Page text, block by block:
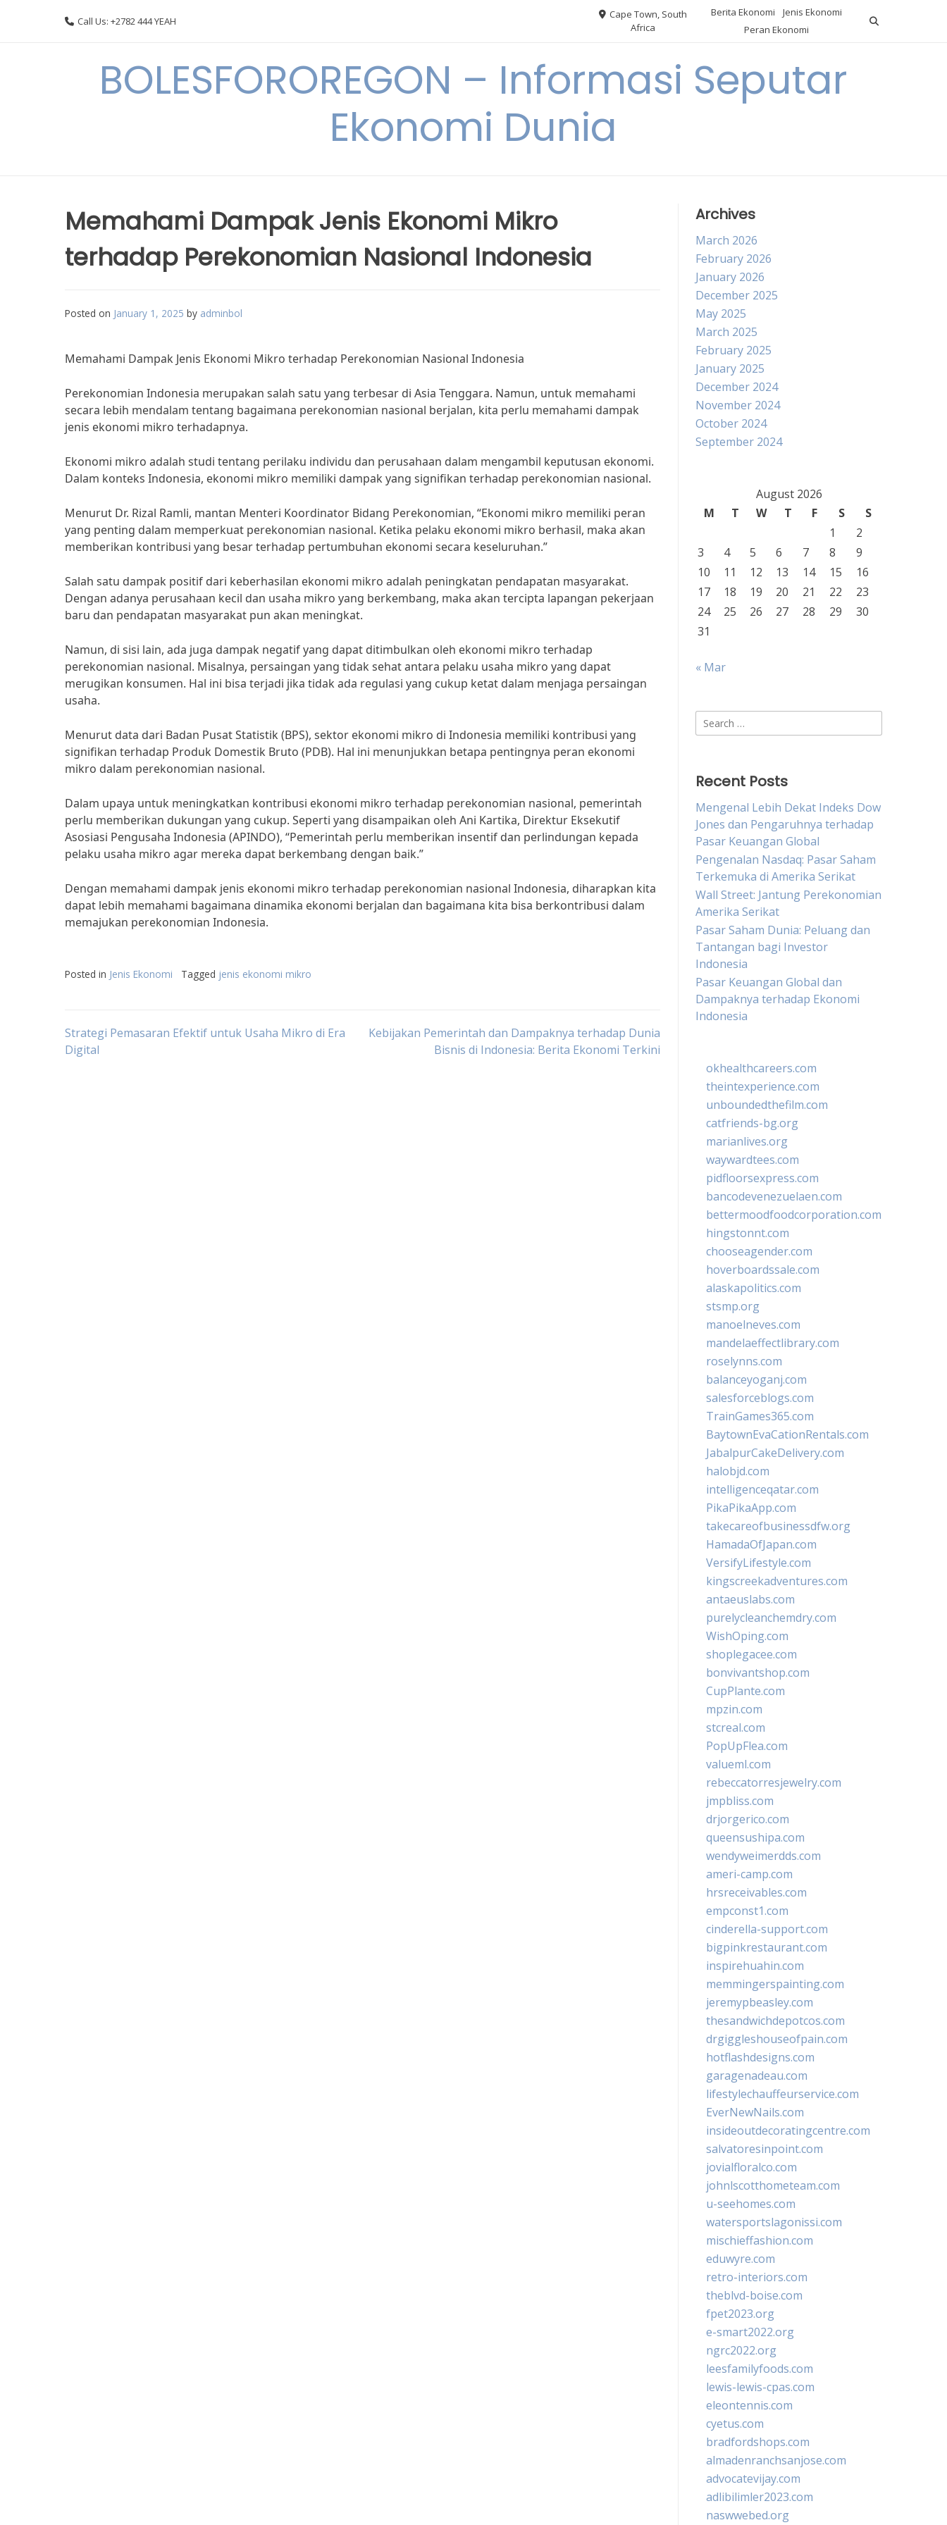
Call Us: +2782 444 YEAH
Cape Town, South
Africa
Berita Ekonomi
Jenis Ekonomi
Peran Ekonomi
BOLESFOROREGON – Informasi Seputar
Ekonomi Dunia
Memahami Dampak Jenis Ekonomi Mikro
terhadap Perekonomian Nasional Indonesia
Posted on January 1, 2025 by adminbol
Memahami Dampak Jenis Ekonomi Mikro terhadap Perekonomian Nasional Indonesia
Perekonomian Indonesia merupakan salah satu yang terbesar di Asia Tenggara. Namun, untuk memahami
secara lebih mendalam tentang bagaimana perekonomian nasional berjalan, kita perlu memahami dampak
jenis ekonomi mikro terhadapnya.
Ekonomi mikro adalah studi tentang perilaku individu dan perusahaan dalam mengambil keputusan ekonomi.
Dalam konteks Indonesia, ekonomi mikro memiliki dampak yang signifikan terhadap perekonomian nasional.
Menurut Dr. Rizal Ramli, mantan Menteri Koordinator Bidang Perekonomian, “Ekonomi mikro memiliki peran
yang penting dalam memperkuat perekonomian nasional. Ketika pelaku ekonomi mikro berhasil, maka akan
memberikan kontribusi yang besar terhadap pertumbuhan ekonomi secara keseluruhan.”
Salah satu dampak positif dari keberhasilan ekonomi mikro adalah peningkatan pendapatan masyarakat.
Dengan adanya perusahaan kecil dan usaha mikro yang berkembang, maka akan tercipta lapangan pekerjaan
baru dan pendapatan masyarakat pun akan meningkat.
Namun, di sisi lain, ada juga dampak negatif yang dapat ditimbulkan oleh ekonomi mikro terhadap
perekonomian nasional. Misalnya, persaingan yang tidak sehat antara pelaku usaha mikro yang dapat
merugikan konsumen. Hal ini bisa terjadi jika tidak ada regulasi yang cukup ketat dalam menjaga persaingan
usaha.
Menurut data dari Badan Pusat Statistik (BPS), sektor ekonomi mikro di Indonesia memiliki kontribusi yang
signifikan terhadap Produk Domestik Bruto (PDB). Hal ini menunjukkan betapa pentingnya peran ekonomi
mikro dalam perekonomian nasional.
Dalam upaya untuk meningkatkan kontribusi ekonomi mikro terhadap perekonomian nasional, pemerintah
perlu memberikan dukungan yang cukup. Seperti yang disampaikan oleh Ani Kartika, Direktur Eksekutif
Asosiasi Pengusaha Indonesia (APINDO), “Pemerintah perlu memberikan insentif dan perlindungan kepada
pelaku usaha mikro agar mereka dapat berkembang dengan baik.”
Dengan memahami dampak jenis ekonomi mikro terhadap perekonomian nasional Indonesia, diharapkan kita
dapat lebih memahami bagaimana dinamika ekonomi berjalan dan bagaimana kita bisa berkontribusi dalam
memajukan perekonomian Indonesia.
Posted in Jenis Ekonomi Tagged jenis ekonomi mikro
Post
Strategi Pemasaran Efektif untuk Usaha Mikro di Era
Digital
Kebijakan Pemerintah dan Dampaknya terhadap Dunia
Bisnis di Indonesia: Berita Ekonomi Terkini
Archives
March 2026
February 2026
January 2026
December 2025
May 2025
March 2025
February 2025
January 2025
December 2024
November 2024
October 2024
September 2024
August 2026
M
T W T F S
S
1
2
3
4 5 6 7 8
9
10
11 12 13 14 15
16
17
18 19 20 21 22
23
24
25 26 27 28 29
30
31
« Mar
Search
for:
Recent Posts
Mengenal Lebih Dekat Indeks Dow
Jones dan Pengaruhnya terhadap
Pasar Keuangan Global
Pengenalan Nasdaq: Pasar Saham
Terkemuka di Amerika Serikat
Wall Street: Jantung Perekonomian
Amerika Serikat
Pasar Saham Dunia: Peluang dan
Tantangan bagi Investor
Indonesia
Pasar Keuangan Global dan
Dampaknya terhadap Ekonomi
Indonesia
okhealthcareers.com
theintexperience.com
unboundedthefilm.com
catfriends-bg.org
marianlives.org
waywardtees.com
pidfloorsexpress.com
bancodevenezuelaen.com
bettermoodfoodcorporation.com
hingstonnt.com
chooseagender.com
hoverboardssale.com
alaskapolitics.com
stsmp.org
manoelneves.com
mandelaeffectlibrary.com
roselynns.com
balanceyoganj.com
salesforceblogs.com
TrainGames365.com
BaytownEvaCationRentals.com
JabalpurCakeDelivery.com
halobjd.com
intelligenceqatar.com
PikaPikaApp.com
takecareofbusinessdfw.org
HamadaOfJapan.com
VersifyLifestyle.com
kingscreekadventures.com
antaeuslabs.com
purelycleanchemdry.com
WishOping.com
shoplegacee.com
bonvivantshop.com
CupPlante.com
mpzin.com
stcreal.com
PopUpFlea.com
valueml.com
rebeccatorresjewelry.com
jmpbliss.com
drjorgerico.com
queensushipa.com
wendyweimerdds.com
ameri-camp.com
hrsreceivables.com
empconst1.com
cinderella-support.com
bigpinkrestaurant.com
inspirehuahin.com
memmingerspainting.com
jeremypbeasley.com
thesandwichdepotcos.com
drgiggleshouseofpain.com
hotflashdesigns.com
garagenadeau.com
lifestylechauffeurservice.com
EverNewNails.com
insideoutdecoratingcentre.com
salvatoresinpoint.com
jovialfloralco.com
johnlscotthometeam.com
u-seehomes.com
watersportslagonissi.com
mischieffashion.com
eduwyre.com
retro-interiors.com
theblvd-boise.com
fpet2023.org
e-smart2022.org
ngrc2022.org
leesfamilyfoods.com
lewis-lewis-cpas.com
eleontennis.com
cyetus.com
bradfordshops.com
almadenranchsanjose.com
advocatevijay.com
adlibilimler2023.com
naswwebed.org